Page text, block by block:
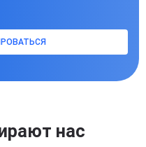
нас